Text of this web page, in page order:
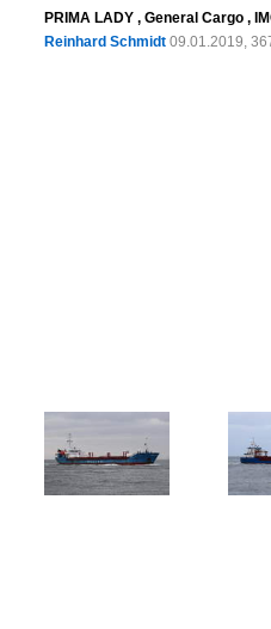
PRIMA LADY , General Cargo ,
Reinhard Schmidt 09.01.2019,